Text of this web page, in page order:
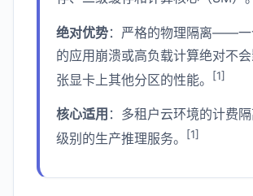
绝对优势：严格的物理隔离——一
的应用崩溃或高负载计算绝对不
张显卡上其他分区的性能。
[1]
核心适用 ：多租户云环境的计费
级别的生产推理服务。
[1]